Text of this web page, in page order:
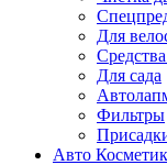
Для
Для сада
Фильтры
Авто